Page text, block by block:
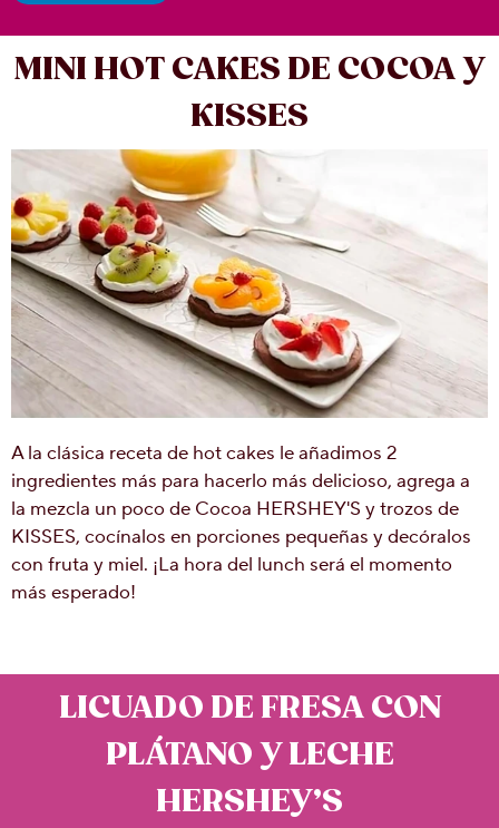
MINI HOT CAKES DE COCOA Y
KISSES
A la clásica receta de hot cakes le añadimos 2
ingredientes más para hacerlo más delicioso, agrega a
la mezcla un poco de Cocoa HERSHEY'S y trozos de
KISSES, cocínalos en porciones pequeñas y decóralos
con fruta y miel. ¡La hora del lunch será el momento
más esperado!
LICUADO DE FRESA CON
PLÁTANO Y LECHE
HERSHEY’S